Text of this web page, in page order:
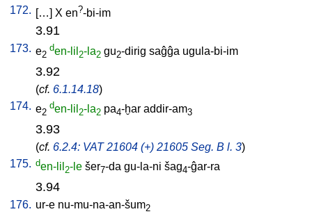
172. […] X en?-bi-im
3.91
173. e2
den-lil 2-la2 gu2-dirig saĝĝa ugula-bi-im
3.92
(cf. 6.1.14.18)
174. e2
den-lil 2-la2 pa4-ḫar addir-am3
3.93
(cf. 6.2.4: VAT 21604 (+) 21605 Seg. B l. 3)
175. den-lil 2-le šer7-da gu-la-ni šag4-ĝar-ra
3.94
176. ur-e nu-mu-na-an-šum2